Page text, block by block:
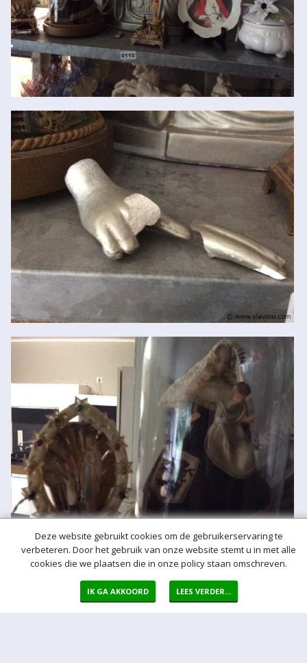
Meer hulp bij het bieden
Deze website gebruikt cookies om de gebruikerservaring te
verbeteren. Door het gebruik van onze website stemt u in met alle
cookies die we plaatsen die in onze policy staan omschreven.
IK GA AKKOORD LEES VERDER...